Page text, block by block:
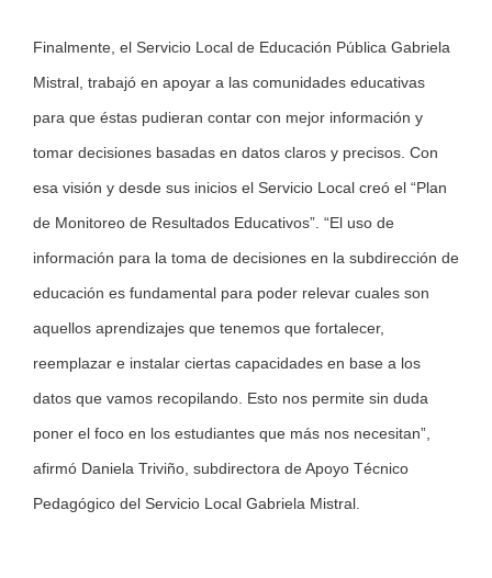
Finalmente, el Servicio Local de Educación Pública Gabriela
Mistral, trabajó en apoyar a las comunidades educativas
para que éstas pudieran contar con mejor información y
tomar decisiones basadas en datos claros y precisos. Con
esa visión y desde sus inicios el Servicio Local creó el “Plan
de Monitoreo de Resultados Educativos”. “El uso de
información para la toma de decisiones en la subdirección de
educación es fundamental para poder relevar cuales son
aquellos aprendizajes que tenemos que fortalecer,
reemplazar e instalar ciertas capacidades en base a los
datos que vamos recopilando. Esto nos permite sin duda
poner el foco en los estudiantes que más nos necesitan”,
afirmó Daniela Triviño, subdirectora de Apoyo Técnico
Pedagógico del Servicio Local Gabriela Mistral.